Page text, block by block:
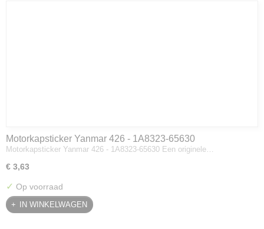
Motorkapsticker Yanmar 426 - 1A8323-65630
Motorkapsticker Yanmar 426 - 1A8323-65630 Een originele…
€ 3,63
✓ Op voorraad
IN WINKELWAGEN